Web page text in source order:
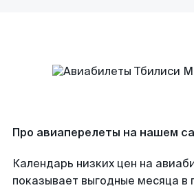
Про авиаперелеты на нашем
Календарь низких цен на
показывает выгодные месяца в